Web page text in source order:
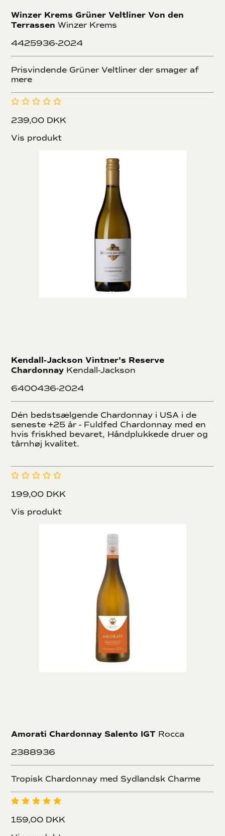
Winzer Krems Grüner Veltliner Von den
Terrassen Winzer Krems
4425936-2024
Prisvindende Grüner Veltliner der smager af
mere
239,00 DKK
Vis produkt
Kendall-Jackson Vintner's Reserve
Chardonnay Kendall-Jackson
6400436-2024
Dén bedstsælgende Chardonnay i USA i de
seneste +25 år - Fuldfed Chardonnay med en
hvis friskhed bevaret, Håndplukkede druer og
tårnhøj kvalitet.
199,00 DKK
Vis produkt
Amorati Chardonnay Salento IGT Rocca
2388936
Tropisk Chardonnay med Sydlandsk Charme
159,00 DKK